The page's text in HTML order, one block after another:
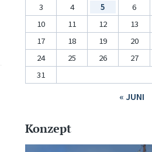
3
4 5 6
10
11 12 13
17
18 19 20
24
25 26 27
31
« JUNI
Konzept